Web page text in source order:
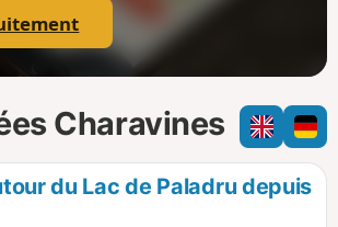
Charavines
du Lac de Paladru depuis